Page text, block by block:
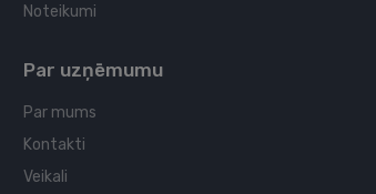
Noteikumi
Par uzņēmumu
Par mums
Kontakti
Veikali